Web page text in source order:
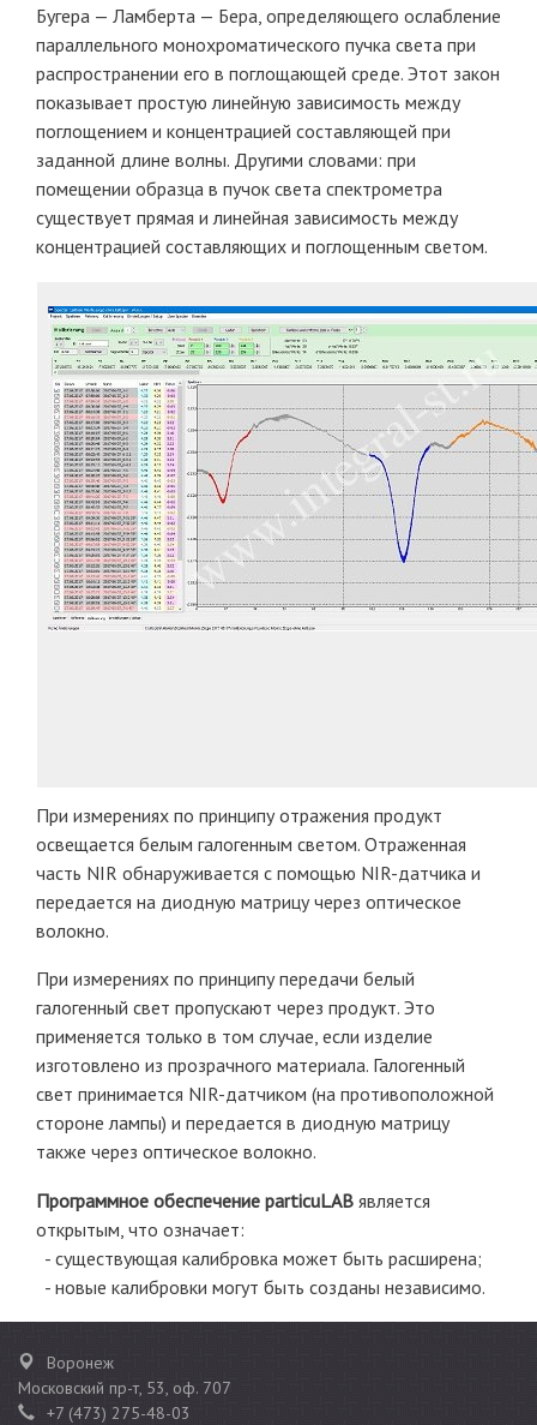
Бугера — Ламберта — Бера, определяющего ослабление
параллельного монохроматического пучка света при
распространении его в поглощающей среде. Этот закон
показывает простую линейную зависимость между
поглощением и концентрацией составляющей при
заданной длине волны. Другими словами: при
помещении образца в пучок света спектрометра
существует прямая и линейная зависимость между
концентрацией составляющих и поглощенным светом.
При измерениях по принципу отражения продукт
освещается белым галогенным светом. Отраженная
часть NIR обнаруживается с помощью NIR-датчика и
передается на диодную матрицу через оптическое
волокно.
При измерениях по принципу передачи белый
галогенный свет пропускают через продукт. Это
применяется только в том случае, если изделие
изготовлено из прозрачного материала. Галогенный
свет принимается NIR-датчиком (на противоположной
стороне лампы) и передается в диодную матрицу
также через оптическое волокно.
Программное обеспечение particuLAB является
открытым, что означает:
- существующая калибровка может быть расширена;
- новые калибровки могут быть созданы независимо.
Воронеж
Московский пр-т, 53, оф. 707
+7 (473) 275-48-03